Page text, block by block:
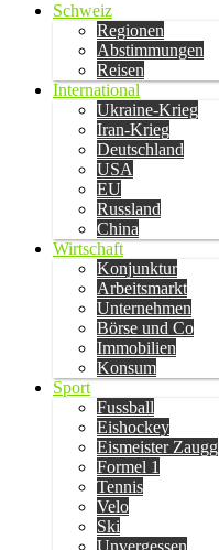
Schweiz
Regionen
Abstimmungen
Reisen
International
Ukraine-Krieg
Iran-Krieg
Deutschland
USA
EU
Russland
China
Wirtschaft
Konjunktur
Arbeitsmarkt
Unternehmen
Börse und Co
Immobilien
Konsum
Sport
Fussball
Eishockey
Eismeister Zaugg
Formel 1
Tennis
Velo
Ski
Unvergessen